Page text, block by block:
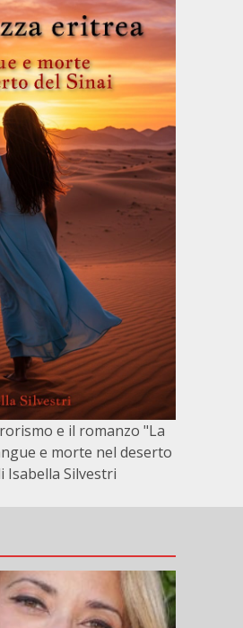
e il romanzo "La
e morte nel deserto
Isabella Silvestri